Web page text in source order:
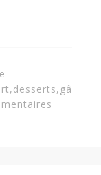
,desserts, gâ